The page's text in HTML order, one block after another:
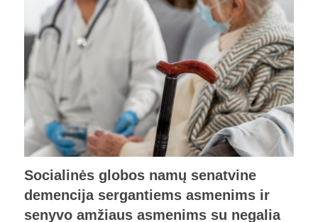
Socialinės globos namų senatvine
demencija sergantiems asmenims ir
senyvo amžiaus asmenims su negalia